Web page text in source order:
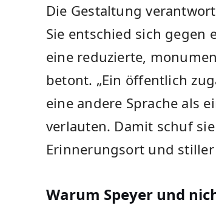
Die Gestaltung
Sie entschied sich gegen
eine reduzierte,
betont. „Ein öffentlich
eine andere Sprache als
verlauten. Damit schuf
Erinnerungsort und
Warum Speyer und